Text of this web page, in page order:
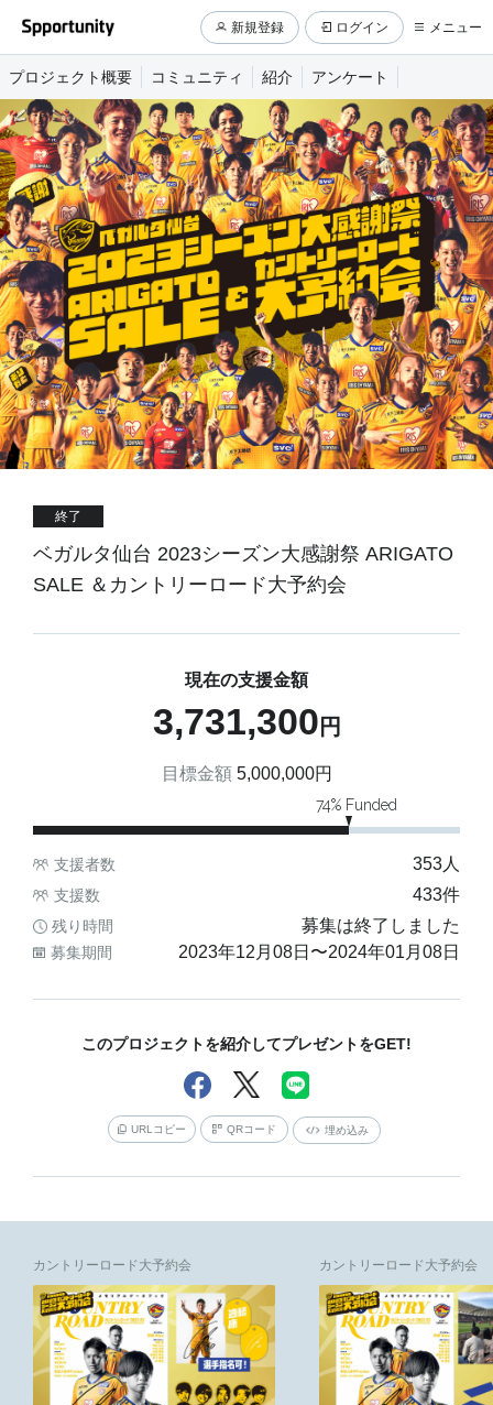
新規登録 ログイン メニュー
プロジェクト概要 コミュニティ 紹介 アンケート
終了
ベガルタ仙台 2023シーズン大感謝祭 ARIGATO
SALE ＆カントリーロード大予約会
現在の支援金額
3,731,300 円
目標金額 5,000,000円
74% Funded
支援者数 353人
支援数 433件
残り時間 募集は終了しました
募集期間 2023年12月08日 〜2024年01月08日
このプロジェクトを紹介してプレゼントをGET!
URLコピー QRコード 埋め込み
カントリーロード大予約会 カントリーロード大予約会